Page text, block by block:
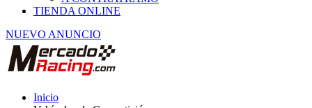
NUEVO ANUNCIO
Vehículos de Competición
Citroën